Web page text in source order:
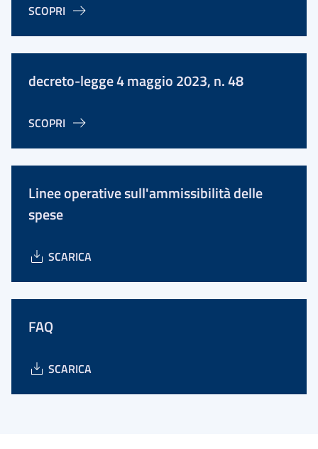
SCOPRI
decreto-legge 4 maggio 2023, n. 48
SCOPRI
Linee operative sull'ammissibilità delle
spese
SCARICA
FAQ
SCARICA